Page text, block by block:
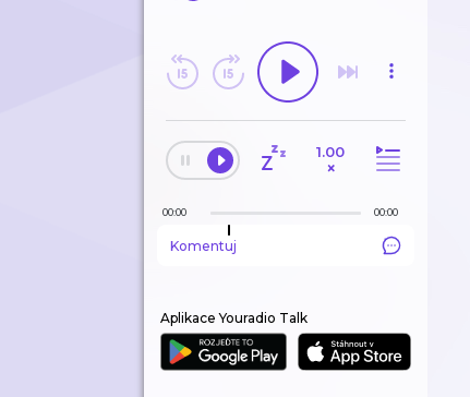
1.00
×
00:00 00:00
Komentuj
Aplikace Youradio Talk